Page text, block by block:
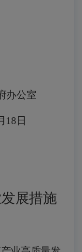
办公室
18 日
展措施